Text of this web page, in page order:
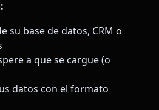
su base de datos, CRM o
a que se cargue (o
datos con el formato